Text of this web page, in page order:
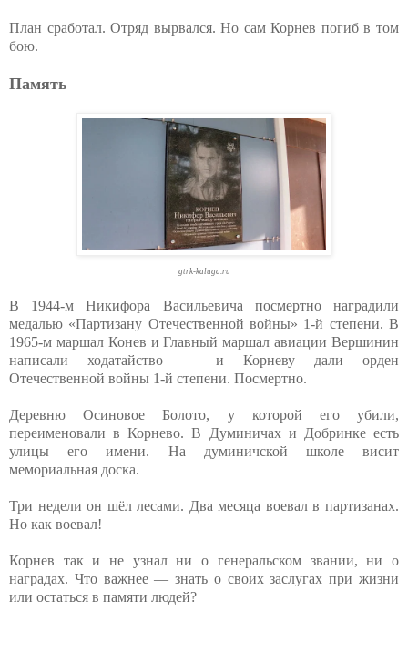
План сработал. Отряд вырвался. Но сам Корнев погиб в том
бою.
Память
gtrk-kaluga.ru
В 1944-м Никифора Васильевича посмертно наградили
медалью «Партизану Отечественной войны» 1-й степени. В
1965-м маршал Конев и Главный маршал авиации Вершинин
написали ходатайство — и Корневу дали орден
Отечественной войны 1-й степени. Посмертно.
Деревню Осиновое Болото, у которой его убили,
переименовали в Корнево. В Думиничах и Добринке есть
улицы его имени. На думиничской школе висит
мемориальная доска.
Три недели он шёл лесами. Два месяца воевал в партизанах.
Но как воевал!
Корнев так и не узнал ни о генеральском звании, ни о
наградах. Что важнее — знать о своих заслугах при жизни
или остаться в памяти людей?